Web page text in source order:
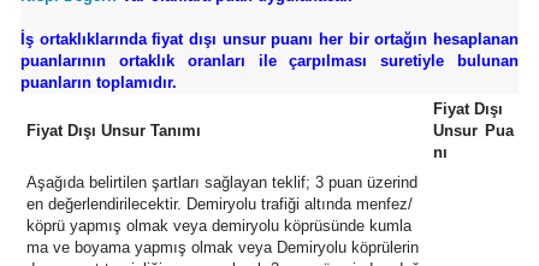
İş ortaklıklarında fiyat dışı unsur puanı her bir ortağın hesaplanan
puanlarının ortaklık oranları ile çarpılması suretiyle bulunan
puanların toplamıdır.
Fiyat Dışı Unsur Tanımı
Fiyat Dışı
Unsur Pua
nı
Aşağıda belirtilen şartları sağlayan teklif; 3 puan üzerind
en değerlendirilecektir. Demiryolu trafiği altında menfez/
köprü yapmış olmak veya demiryolu köprüsünde kumla
ma ve boyama yapmış olmak veya Demiryolu köprülerin